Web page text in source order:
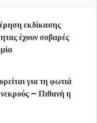
εκδίκασης
έχουν σοβαρές
για τη φωτιά
– Πιθανή η